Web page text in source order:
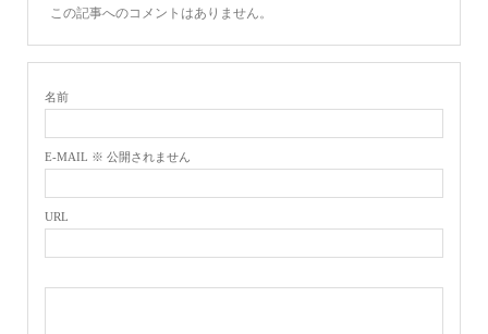
この記事へのコメントはありません。
名前
E-MAIL ※ 公開されません
URL